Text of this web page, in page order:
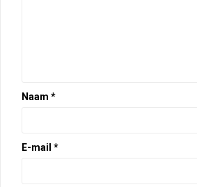
Naam *
E-mail *